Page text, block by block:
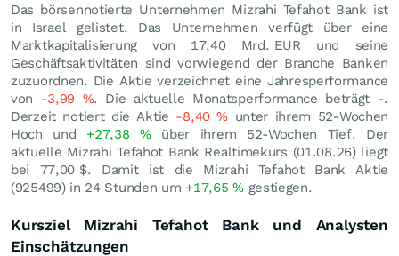
Das börsennotierte Unternehmen Mizrahi Tefahot Bank ist
in Israel gelistet. Das Unternehmen verfügt über eine
Marktkapitalisierung von 17,40 Mrd. EUR und seine
Geschäftsaktivitäten sind vorwiegend der Branche Banken
zuzuordnen. Die Aktie verzeichnet eine Jahresperformance
von -3,99 %. Die aktuelle Monatsperformance beträgt -.
Derzeit notiert die Aktie -8,40% unter ihrem 52-Wochen
Hoch und +27,38 %über ihrem 52-Wochen Tief. Der
aktuelle Mizrahi Tefahot Bank Realtimekurs (01.08.26) liegt
bei 77,00 $. Damit ist die Mizrahi Tefahot Bank Aktie
(925499) in 24 Stunden um +17,65%gestiegen.
Kursziel Mizrahi Tefahot Bank und Analysten
Einschätzungen